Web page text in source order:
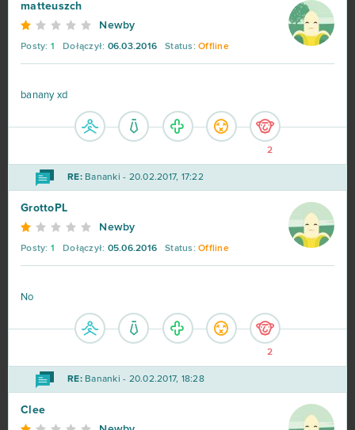
matteuszch
Newby
Posty: 1 Dołączył: 06.03.2016 Status: Offline
banany xd
2
RE:Bananki - 20.02.2017, 17:22
GrottoPL
Newby
Posty: 1 Dołączył: 05.06.2016 Status: Offline
No
2
RE:Bananki - 20.02.2017, 18:28
Clee